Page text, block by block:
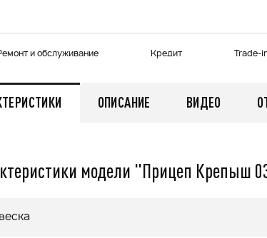
зимний FINNTRAIL
Снегоход
и обслуживание Кредит Trade-
ОПИСАНИЕ ВИДЕО
модели "Прицеп Крепыш